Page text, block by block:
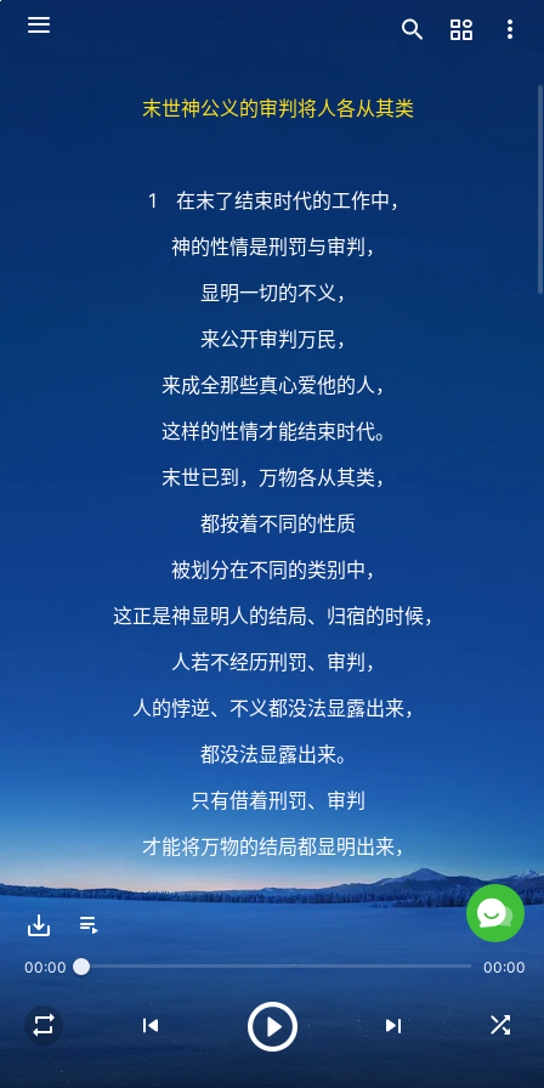
末世神公义的审判将人各从其类
1 在末了结束时代的工作中，
神的性情是刑罚与审判，
显明一切的不义，
来公开审判万民，
来成全那些真心爱他的人，
这样的性情才能结束时代。
末世已到，万物各从其类，
都按着不同的性质
被划分在不同的类别中，
这正是神显明人的结局、归宿的时候，
人若不经历刑罚、审判，
人的悖逆、不义都没法显露出来，
都没法显露出来。
只有借着刑罚、审判
才能将万物的结局都显明出来，
都显明出来，
恶归于恶，善归于善，
00:00 00:00